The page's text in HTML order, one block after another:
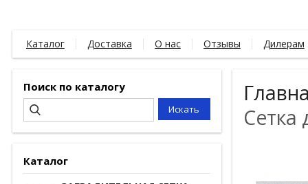
Каталог Доставка О нас Отзывы Дилерам
Поиск по каталогу
Каталог
Сетка